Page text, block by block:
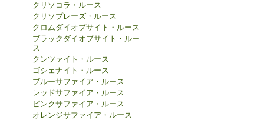
クリソコラ・ルース
クリソプレーズ・ルース
クロムダイオプサイト・ルース
ブラックダイオプサイト・ルー
ス
クンツァイト・ルース
ゴシェナイト・ルース
ブルーサファイア・ルース
レッドサファイア・ルース
ピンクサファイア・ルース
オレンジサファイア・ルース